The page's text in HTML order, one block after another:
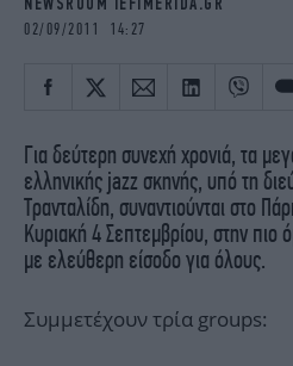
iBOOKS
MEDIA
NEWSLETTER
NEWSROOM IEFIMERIDA.GR
02/09/2011 14:27
Για δεύτερη συνεχή χρονιά, τα
ελληνικής jazz σκηνής, υπό τη
Τρανταλίδη, συναντιούνται στο
Κυριακή 4 Σεπτεμβρίου, στην
με ελεύθερη είσοδο για όλους.
Συμμετέχουν τρία groups: